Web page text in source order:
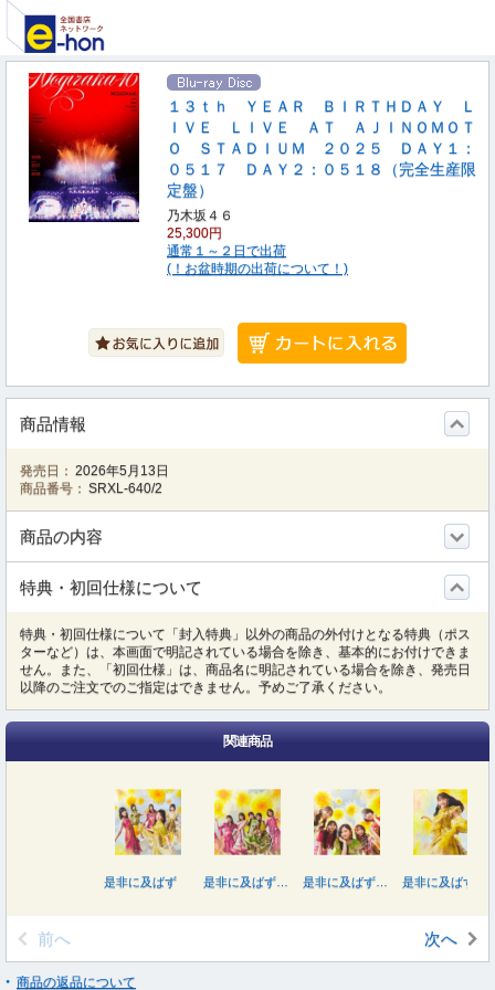
１３ｔｈ ＹＥＡＲ ＢＩＲＴＨＤＡＹ Ｌ
ＩＶＥ ＬＩＶＥ ＡＴ ＡＪＩＮＯＭＯＴ
Ｏ ＳＴＡＤＩＵＭ ２０２５ ＤＡＹ１：
０５１７ ＤＡＹ２：０５１８（完全生産限
定盤）
乃木坂４６
25,300円
通常１～２日で出荷
(！お盆時期の出荷について！)
商品情報
発売日： 2026年5月13日
商品番号： SRXL-640/2
商品の内容
特典・初回仕様について
特典・初回仕様について「封入特典」以外の商品の外付けとなる特典（ポス
ターなど）は、本画面で明記されている場合を除き、基本的にお付けできま
せん。また、「初回仕様」は、商品名に明記されている場合を除き、発売日
以降のご注文でのご指定はできません。予めご了承ください。
関連商品
是非に及ばず
前へ 次へ
商品の返品について